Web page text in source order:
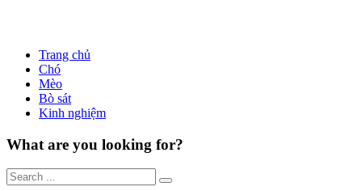
Trang chủ
Chó
Mèo
Bò sát
Kinh nghiệm
What are you looking for?